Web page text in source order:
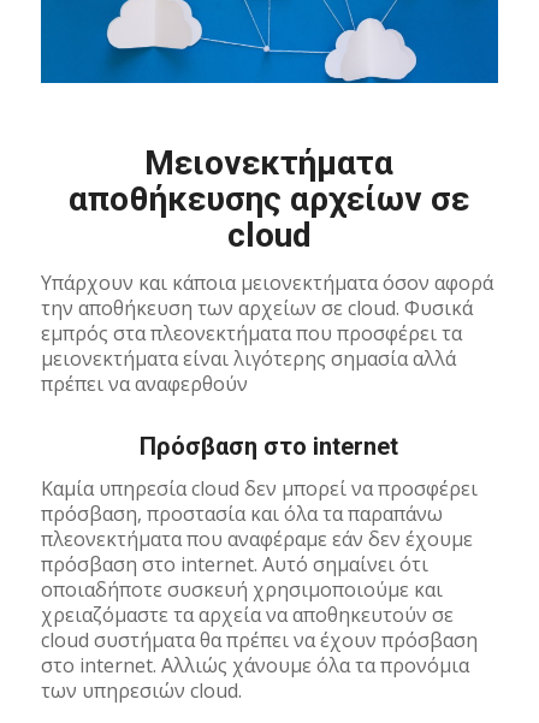
Μειονεκτήματα
αποθήκευσης αρχείων σε
cloud
Υπάρχουν και κάποια μειονεκτήματα όσον αφορά
την αποθήκευση των αρχείων σε cloud. Φυσικά
εμπρός στα πλεονεκτήματα που προσφέρει τα
μειονεκτήματα είναι λιγότερης σημασία αλλά
πρέπει να αναφερθούν
Πρόσβαση στο internet
Καμία υπηρεσία cloud δεν μπορεί να προσφέρει
πρόσβαση, προστασία και όλα τα παραπάνω
πλεονεκτήματα που αναφέραμε εάν δεν έχουμε
πρόσβαση στο internet. Αυτό σημαίνει ότι
οποιαδήποτε συσκευή χρησιμοποιούμε και
χρειαζόμαστε τα αρχεία να αποθηκευτούν σε
cloud συστήματα θα πρέπει να έχουν πρόσβαση
στο internet. Αλλιώς χάνουμε όλα τα προνόμια
των υπηρεσιών cloud.